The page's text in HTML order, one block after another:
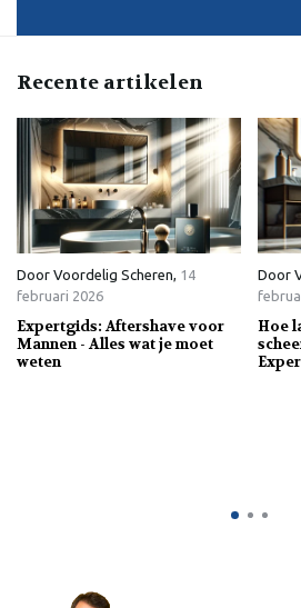
Recente artikelen
Door Voordelig Scheren, 14
februari 2026
Expertgids: Aftershave voor
Mannen - Alles wat je moet
weten
Door
Hoe